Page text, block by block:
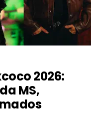
2026:
MS,